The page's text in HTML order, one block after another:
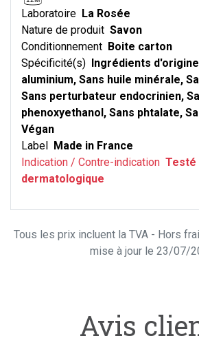
Laboratoire La Rosée
Nature de produit Savon
Conditionnement Boite carton
Spécificité(s) Ingrédients
aluminium, Sans huile minérale,
Sans perturbateur endocrinien,
phenoxyethanol, Sans phtalate,
Végan
Label Made in France
Indication / Contre-indication Testé
dermatologique
Tous les prix incluent la TVA - Hors
mise à jour le 23/07/
Avis